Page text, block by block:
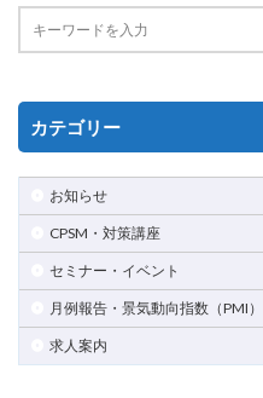
カテゴリー
お知らせ
CPSM・対策講座
セミナー・イベント
月例報告・景気動向指数（PMI）
求人案内